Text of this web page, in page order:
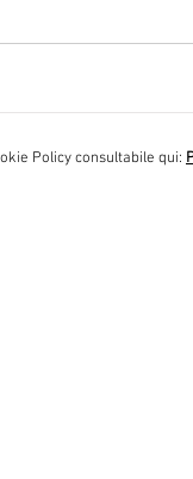
Policy consultabile qui: